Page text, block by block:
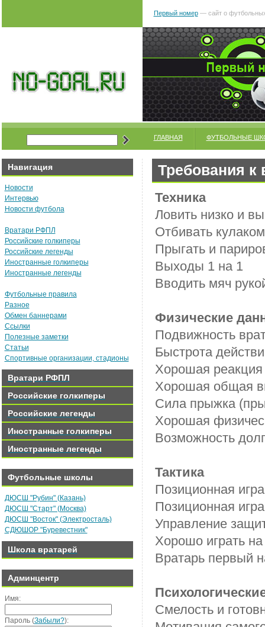
Первый номер— сайт о
ГЛАВНАЯ ФУТБОЛЬНЫЕ
Навигация
Новости
Интервью
Новости футбола
Вратари РФПЛ
Российские голкиперы
Российские легенды
Иностранные голкиперы
Иностранные легенды
Футбольные правила
Разное
Обмен баннерами
Ссылки
Полезные заметки
Статьи
Спортивные организации, стадионы
Вратари РФПЛ
Российские голкиперы
Российские легенды
Иностранные голкиперы
Иностранные легенды
Футбольные школы
ДЮСШ "Рубин" (Казань)
ДЮСШ "Старт" (Москва)
ДЮСШ "Восток" (Электросталь)
СДЮШОР "Буревестник"
Школа вратарей
Админцентр
Имя:
Пароль (Забыли?):
Требования к
Техника
Ловить низко и
Отбивать
Прыгать и
Выходы 1 на 1
Вводить мяч
Физические
Подвижность
Быстрота
Хорошая реакция
Хорошая общая
Сила прыжка
Хорошая
Возможность
Тактика
Позиционная
Позиционная
Управление
Хорошо играть
Вратарь первый
Смелость и